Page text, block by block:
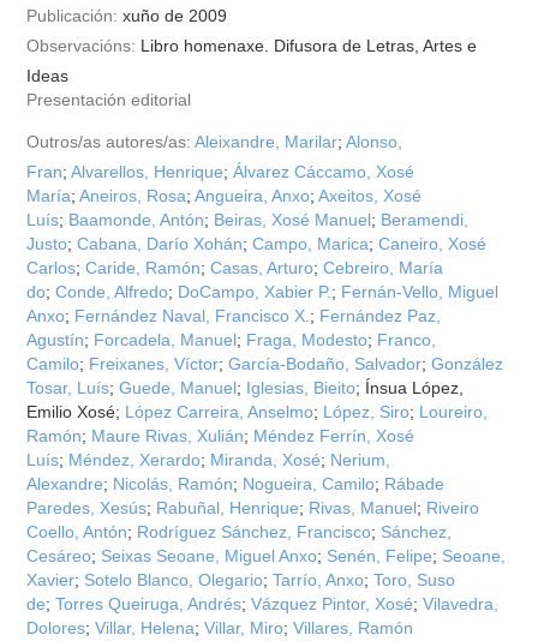
Publicación: xuño de 2009
Observacións: Libro homenaxe. Difusora de Letras, Artes e
Ideas
Presentación editorial
Outros/as autores/as: Aleixandre, Marilar;Alonso,
Fran;Alvarellos, Henrique;Álvarez Cáccamo, Xosé
María;Aneiros, Rosa;Angueira, Anxo;Axeitos, Xosé
Luís; Baamonde, Antón; Beiras, Xosé Manuel; Beramendi,
Justo;Cabana, Darío Xohán;Campo, Marica;Caneiro, Xosé
Carlos;Caride, Ramón;Casas, Arturo;Cebreiro, María
do;Conde, Alfredo; DoCampo, Xabier P.; Fernán-Vello, Miguel
Anxo; Fernández Naval, Francisco X. ; Fernández Paz,
Agustín; Forcadela, Manuel; Fraga, Modesto; Franco,
Camilo; Freixanes, Víctor;García-Bodaño, Salvador;González
Tosar, Luís;Guede, Manuel; Iglesias, Bieito; Ínsua López,
Emilio Xosé; López Carreira, Anselmo; López, Siro; Loureiro,
Ramón; Maure Rivas, Xulián; Méndez Ferrín, Xosé
Luís; Méndez, Xerardo; Miranda, Xosé; Nerium,
Alexandre; Nicolás, Ramón; Nogueira, Camilo; Rábade
Paredes, Xesús; Rabuñal, Henrique; Rivas, Manuel; Riveiro
Coello, Antón; Rodríguez Sánchez, Francisco; Sánchez,
Cesáreo; Seixas Seoane, Miguel Anxo; Senén, Felipe; Seoane,
Xavier; Sotelo Blanco, Olegario;Tarrío, Anxo;Toro, Suso
de;Torres Queiruga, Andrés;Vázquez Pintor, Xosé;Vilavedra,
Dolores;Villar, Helena;Villar, Miro;Villares, Ramón